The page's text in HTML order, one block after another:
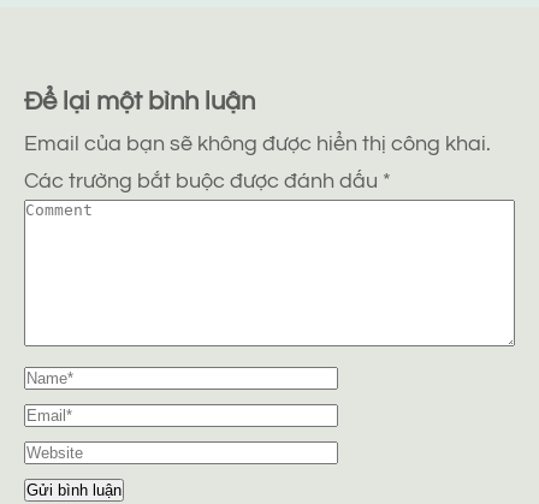
Để lại một bình luận
Email của bạn sẽ không được hiển thị công khai.
Các trường bắt buộc được đánh dấu *